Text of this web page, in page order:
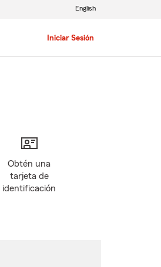
Iniciar Sesión
English
Obtén una
tarjeta de
identificación